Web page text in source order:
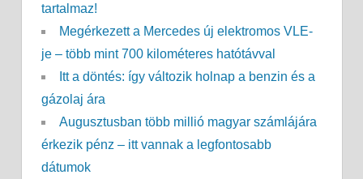
tartalmaz!
Megérkezett a Mercedes új elektromos VLE-
je – több mint 700 kilométeres hatótávval
Itt a döntés: így változik holnap a benzin és a
gázolaj ára
Augusztusban több millió magyar számlájára
érkezik pénz – itt vannak a legfontosabb
dátumok